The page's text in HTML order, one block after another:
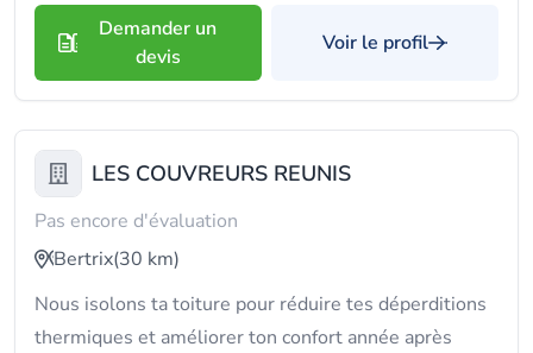
Demander un
devis
Voir le profil
LES COUVREURS REUNIS
Pas encore d'évaluation
Bertrix(30 km)
Nous isolons ta toiture pour réduire tes déperditions
thermiques et améliorer ton confort année après